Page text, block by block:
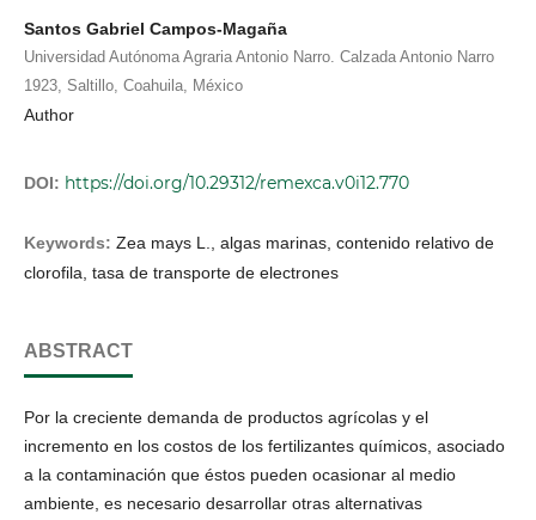
Santos Gabriel Campos-Magaña
Universidad Autónoma Agraria Antonio Narro. Calzada Antonio Narro
1923, Saltillo, Coahuila, México
Author
DOI: https://doi.org/10.29312/remexca.v0i12.770
Keywords: Zea mays L., algas marinas, contenido relativo de
clorofila, tasa de transporte de electrones
ABSTRACT
Por la creciente demanda de productos agrícolas y el
incremento en los costos de los fertilizantes químicos, asociado
a la contaminación que éstos pueden ocasionar al medio
ambiente, es necesario desarrollar otras alternativas